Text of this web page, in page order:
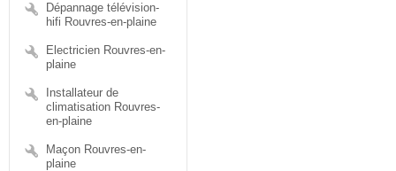
Dépannage télévision-
hifi Rouvres-en-plaine
Electricien Rouvres-en-
plaine
Installateur de
climatisation Rouvres-
en-plaine
Maçon Rouvres-en-
plaine